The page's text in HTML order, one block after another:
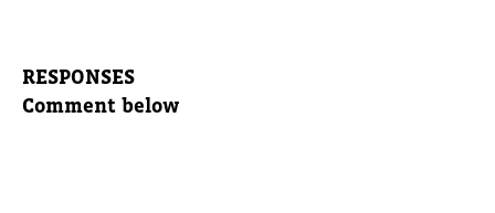
RESPONSES
Comment below